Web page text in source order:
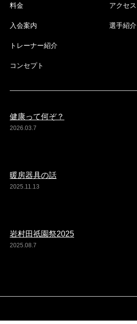
料金
入会案内
トレーナー紹介
コンセプト
アクセス
選手紹介
健康って何ぞ？
2026.03.7
暖房器具の話
2025.11.13
岩村田祇園祭2025
2025.08.7